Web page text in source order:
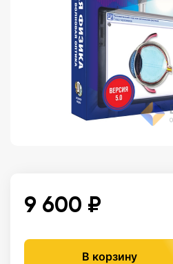
9 600 ₽
В корзину